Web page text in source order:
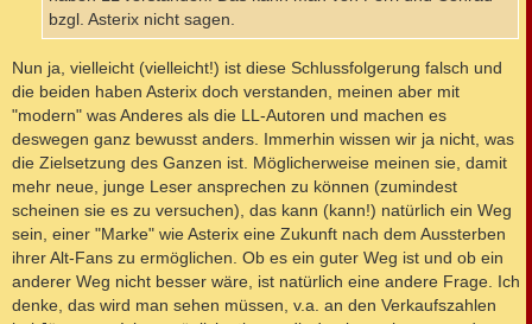
bzgl. Asterix nicht sagen.
Nun ja, vielleicht (vielleicht!) ist diese Schlussfolgerung falsch und
die beiden haben Asterix doch verstanden, meinen aber mit
"modern" was Anderes als die LL-Autoren und machen es
deswegen ganz bewusst anders. Immerhin wissen wir ja nicht, was
die Zielsetzung des Ganzen ist. Möglicherweise meinen sie, damit
mehr neue, junge Leser ansprechen zu können (zumindest
scheinen sie es zu versuchen), das kann (kann!) natürlich ein Weg
sein, einer "Marke" wie Asterix eine Zukunft nach dem Aussterben
ihrer Alt-Fans zu ermöglichen. Ob es ein guter Weg ist und ob ein
anderer Weg nicht besser wäre, ist natürlich eine andere Frage. Ich
denke, das wird man sehen müssen, v.a. an den Verkaufszahlen